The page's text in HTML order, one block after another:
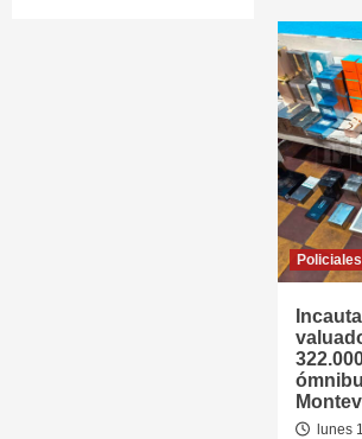
Policiales
lunes